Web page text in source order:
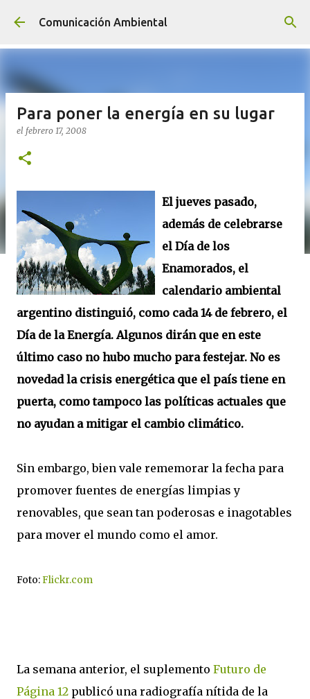
Ir al contenido principal
Comunicación Ambiental
Para poner la energía en su lugar
el febrero 17, 2008
El jueves pasado,
además de celebrarse
el Día de los
Enamorados, el
calendario ambiental
argentino distinguió, como cada 14 de febrero, el
Día de la Energía. Algunos dirán que en este
último caso no hubo mucho para festejar. No es
novedad la crisis energética que el país tiene en
puerta, como tampoco las políticas actuales que
no ayudan a mitigar el cambio climático.
Sin embargo, bien vale rememorar la fecha para
promover fuentes de energías limpias y
renovables, que sean tan poderosas e inagotables
para mover el mundo como el amor.
Foto:Flickr.com
La semana anterior, el suplemento Futuro de
Página 12 publicó una radiografía nítida de la